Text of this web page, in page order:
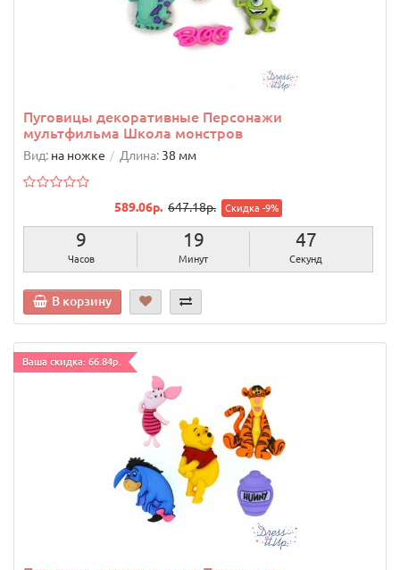
Пуговицы декоративные Персонажи
мультфильма Школа монстров
Вид: на ножке Длина: 38 мм
589.06р. 647.18р. Скидка -9%
9
Часов
19
Минут
46
Секунд
В корзину
Ваша скидка: 66.84р.